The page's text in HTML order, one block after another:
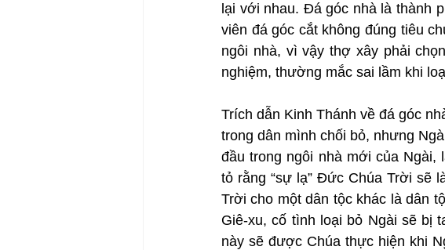
lại với nhau. Đá góc nhà là thành
viên đá góc cắt không đúng tiêu
ngôi nhà, vì vậy thợ xây phải
nghiệm, thường mắc sai lầm khi
Trích dẫn Kinh Thánh về đá góc
trong dân mình chối bỏ, nhưng
đầu trong ngôi nhà mới của Ngài,
tỏ rằng “sự lạ” Đức Chúa Trời sẽ
Trời cho một dân tộc khác là dân
Giê-xu, cố tình loại bỏ Ngài sẽ bị
này sẽ được Chúa thực hiện khi